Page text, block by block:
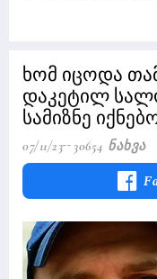
ხომ იცოდა
დაკეტილ
სამიზნე
07/11/23 30654 Ნახვა